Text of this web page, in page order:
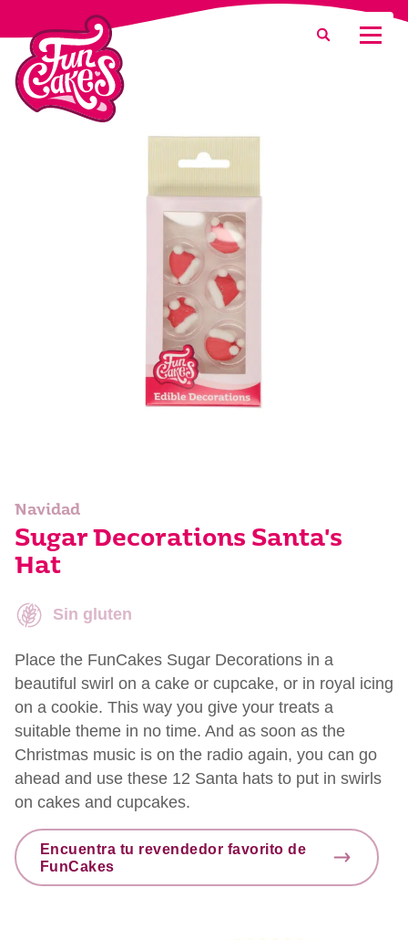
¿Qué estás buscando?
Buscar
Navidad
Sugar Decorations Santa's
Hat
Sin gluten
Place the FunCakes Sugar Decorations in a
beautiful swirl on a cake or cupcake, or in royal icing
on a cookie. This way you give your treats a
suitable theme in no time. And as soon as the
Christmas music is on the radio again, you can go
ahead and use these 12 Santa hats to put in swirls
on cakes and cupcakes.
Encuentra tu revendedor favorito de
FunCakes